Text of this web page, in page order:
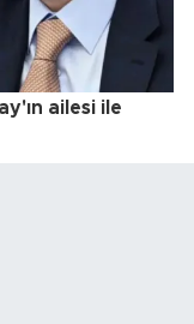
ailesi ile